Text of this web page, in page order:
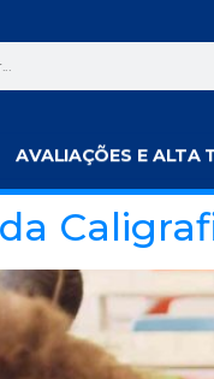
AVALIAÇÕES E ALTA